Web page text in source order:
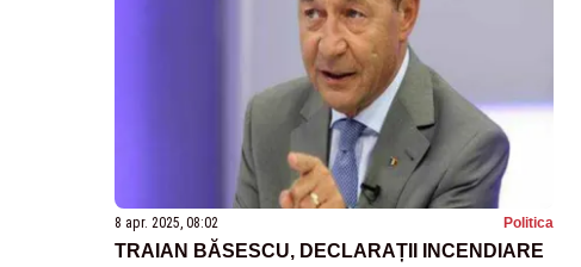
8 apr. 2025, 08:02 Politica
TRAIAN BĂSESCU, DECLARAȚII INCENDIARE